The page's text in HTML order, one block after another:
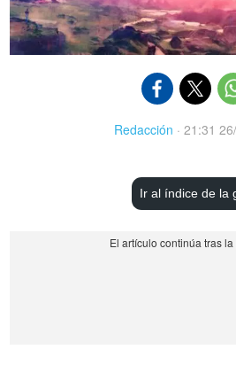
Redacción · 21:31
Ir al índice de la